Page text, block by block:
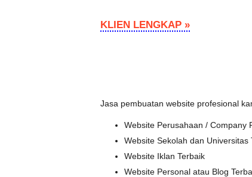
KLIEN LENGKAP »
Jasa pembuatan website profesional
Website Perusahaan / Company
Website Sekolah dan Universitas
Website Iklan Terbaik
Website Personal atau Blog